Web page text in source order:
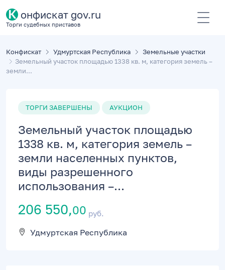
К онфискат gov.ru
Торги судебных приставов
Конфискат Удмуртская Республика
Земельные участки
Земельный участок площадью 1338 кв. м, категория земель –
земли...
ТОРГИ ЗАВЕРШЕНЫ АУКЦИОН
Земельный участок площадью
1338 кв. м, категория земель –
земли населенных пунктов,
виды разрешенного
использования –...
206 550,00 руб.
Удмуртская Республика